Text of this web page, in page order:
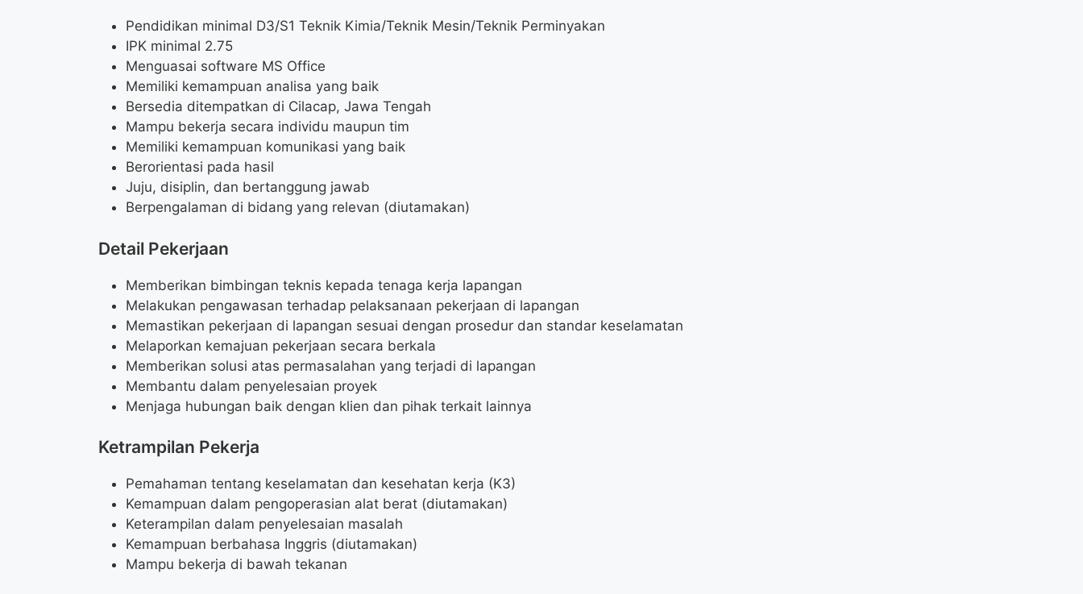
Pendidikan minimal D3/S1 Teknik Kimia/Teknik Mesin/Teknik Perminyakan
IPK minimal 2.75
Menguasai software MS Office
Memiliki kemampuan analisa yang baik
Bersedia ditempatkan di Cilacap, Jawa Tengah
Mampu bekerja secara individu maupun tim
Memiliki kemampuan komunikasi yang baik
Berorientasi pada hasil
Juju, disiplin, dan bertanggung jawab
Berpengalaman di bidang yang relevan (diutamakan)
Detail Pekerjaan
Memberikan bimbingan teknis kepada tenaga kerja lapangan
Melakukan pengawasan terhadap pelaksanaan pekerjaan di lapangan
Memastikan pekerjaan di lapangan sesuai dengan prosedur dan standar keselamatan
Melaporkan kemajuan pekerjaan secara berkala
Memberikan solusi atas permasalahan yang terjadi di lapangan
Membantu dalam penyelesaian proyek
Menjaga hubungan baik dengan klien dan pihak terkait lainnya
Ketrampilan Pekerja
Pemahaman tentang keselamatan dan kesehatan kerja (K3)
Kemampuan dalam pengoperasian alat berat (diutamakan)
Keterampilan dalam penyelesaian masalah
Kemampuan berbahasa Inggris (diutamakan)
Mampu bekerja di bawah tekanan